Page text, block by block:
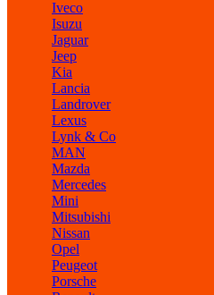
Iveco
Isuzu
Jaguar
Jeep
Kia
Lancia
Landrover
Lexus
Lynk & Co
MAN
Mazda
Mercedes
Mini
Mitsubishi
Nissan
Opel
Peugeot
Porsche